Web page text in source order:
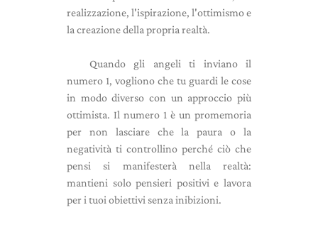
realizzazione, l'ispirazione, l'ottimismo e
la creazione della propria realtà.
Quando gli angeli ti inviano il
numero 1, vogliono che tu guardi le cose
in modo diverso con un approccio più
ottimista. Il numero 1 è un promemoria
per non lasciare che la paura o la
negatività ti controllino perché ciò che
pensi si manifesterà nella realtà:
mantieni solo pensieri positivi e lavora
per i tuoi obiettivi senza inibizioni.